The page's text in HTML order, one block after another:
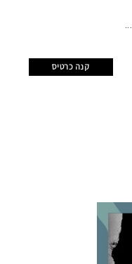
קנה כרטיס